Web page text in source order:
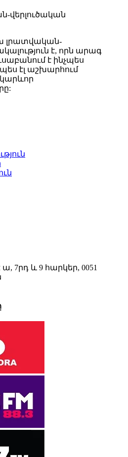
վերլուծական
լրատվական-
է, որն արագ
է ինչպես
էլ աշխարհում
7րդ և 9 հարկեր, 0051